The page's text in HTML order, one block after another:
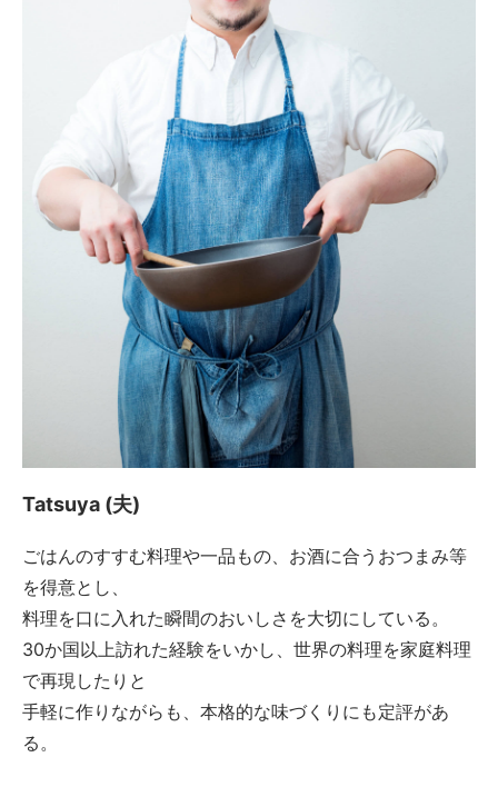
Tatsuya (夫)
ごはんのすすむ料理や一品もの、お酒に合うおつまみ等
を得意とし、
料理を口に入れた瞬間のおいしさを大切にしている。
30か国以上訪れた経験をいかし、世界の料理を家庭料理
で再現したりと
手軽に作りながらも、本格的な味づくりにも定評があ
る。